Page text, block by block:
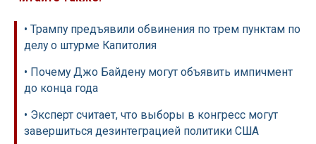
• Трампу предъявили обвинения по трем пунктам по
делу о штурме Капитолия
• Почему Джо Байдену могут объявить импичмент
до конца года
• Эксперт считает, что выборы в конгресс могут
завершиться дезинтеграцией политики США